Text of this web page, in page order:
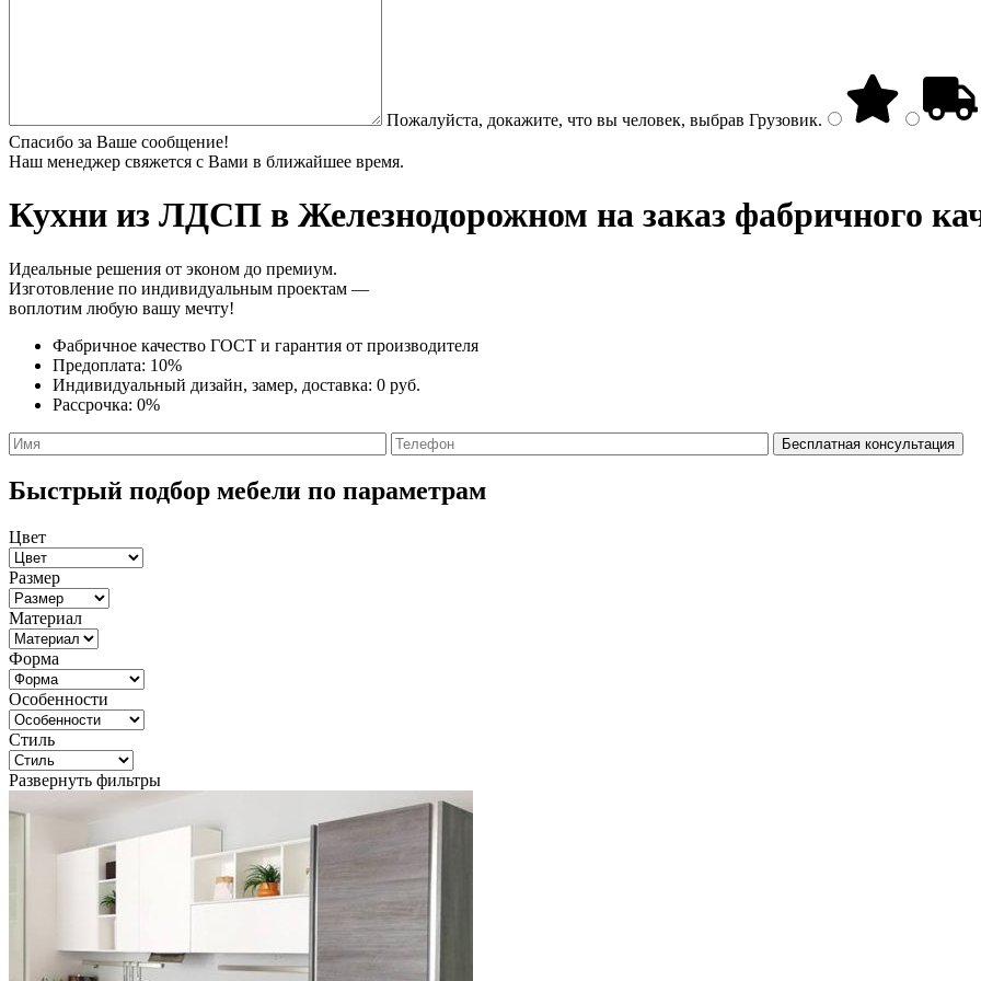
Пожалуйста, докажите, что вы человек, выбрав Грузовик.
Спасибо за Ваше сообщение!
Наш менеджер свяжется с Вами в ближайшее время.
Кухни из ЛДСП в Железнодорожном на заказ фабричного
Идеальные решения от эконом до премиум.
Изготовление по индивидуальным проектам —
воплотим любую вашу мечту!
Фабричное качество ГОСТ и гарантия от производителя
Предоплата: 10%
Индивидуальный дизайн, замер, доставка: 0 руб.
Рассрочка: 0%
Быстрый подбор мебели по параметрам
Цвет
Размер
Материал
Форма
Особенности
Стиль
Развернуть фильтры